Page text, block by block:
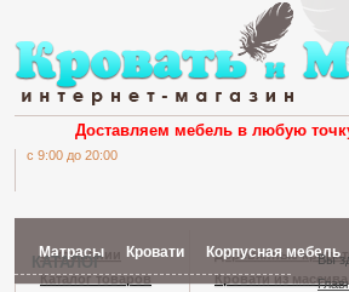
c 9:00 до 20:00
Доставляем мебель в любую
Матрасы Кровати Корпусная мебель
Вы
КАТАЛОГ
О компании
Каталог товаров
Деревянные
Кровати из массива